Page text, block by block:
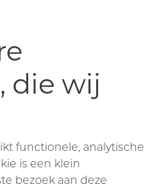
die wij
functionele, analytische
is een klein
bezoek aan deze